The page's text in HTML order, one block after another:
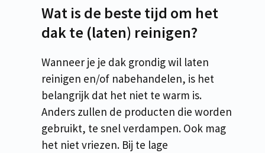
Wat is de beste tijd om het
dak te (laten) reinigen?
Wanneer je je dak grondig wil laten
reinigen en/of nabehandelen, is het
belangrijk dat het niet te warm is.
Anders zullen de producten die worden
gebruikt, te snel verdampen. Ook mag
het niet vriezen. Bij te lage